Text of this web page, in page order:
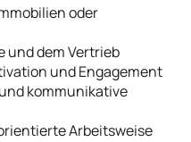
oder
und dem Vertrieb
und Engagement
kommunikative
Arbeitsweise